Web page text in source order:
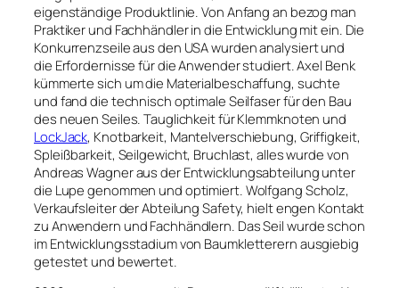
eigenständige Produktlinie. Von Anfang an bezog man
Praktiker und Fachhändler in die Entwicklung mit ein. Die
Konkurrenzseile aus den USA wurden analysiert und
die Erfordernisse für die Anwender studiert. Axel Benk
kümmerte sich um die Materialbeschaffung, suchte
und fand die technisch optimale Seilfaser für den Bau
des neuen Seiles. Tauglichkeit für Klemmknoten und
LockJack, Knotbarkeit, Mantelverschiebung, Griffigkeit,
Spleißbarkeit, Seilgewicht, Bruchlast, alles wurde von
Andreas Wagner aus der Entwicklungsabteilung unter
die Lupe genommen und optimiert. Wolfgang Scholz,
Verkaufsleiter der Abteilung Safety, hielt engen Kontakt
zu Anwendern und Fachhändlern. Das Seil wurde schon
im Entwicklungsstadium von Baumkletterern ausgiebig
getestet und bewertet.